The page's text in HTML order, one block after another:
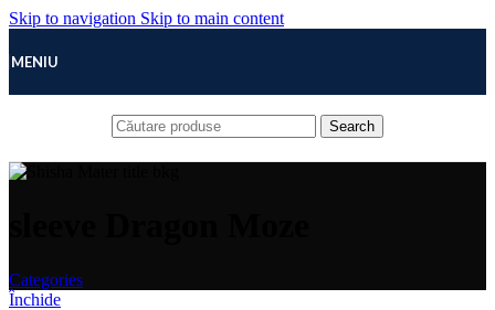
Skip to navigation Skip to main content
MENIU
Search
Categories
Închide